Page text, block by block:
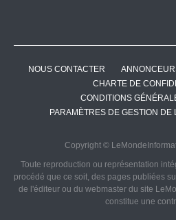
NOUS CONTACTER
CHARTE DE
CONDITIONS
PARAMÈTRES DE GESTION DE
Copyright ©
Toute reproduction ou représentation
procédé que ce soit, des pages publiées
de l'éditeur ou du webmaster du site
constitue une